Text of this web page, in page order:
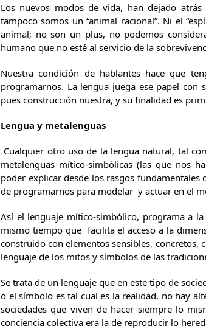
Los nuevos modos de vida, han dejado atrás
tampoco somos un “animal racional”. Ni el
animal; no son un plus, no podemos
humano que no esté al servicio de la
Nuestra condición de hablantes hace que
programarnos. La lengua juega ese papel con
pues construcción nuestra, y su finalidad es
Lengua y metalenguas
Cualquier otro uso de la lengua natural, tal
metalenguas mítico-simbólicas (las que nos
poder explicar desde los rasgos
de programarnos para modelar y actuar en el
Así el lenguaje mítico-simbólico, programa a
mismo tiempo que facilita el acceso a la
construido con elementos sensibles, concretos,
lenguaje de los mitos y símbolos de las
Se trata de un lenguaje que en este tipo de
o el símbolo es tal cual es la realidad, no hay
sociedades que viven de hacer siempre lo
conciencia colectiva era la de reproducir lo